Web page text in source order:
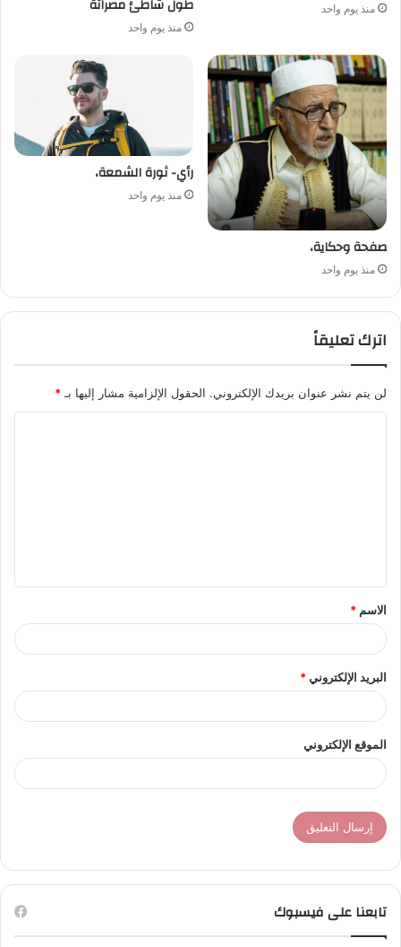
منذ يوم واحد طول شاطئ مصراتة
منذ يوم واحد
صفحة وحكاية،
منذ يوم واحد
رأي- ثورة الشمعة،
منذ يوم واحد
اترك تعليقاً
لن يتم نشر عنوان بريدك الإلكتروني. الحقول الإلزامية مشار إليها بـ *
ق
*
الاسم *
البريد الإلكتروني*
الموقع الإلكتروني
تابعنا على فيسبوك